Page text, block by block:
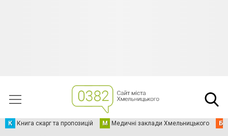
К Книга скарг та пропозицій М Медичні заклади Хмельницького Б